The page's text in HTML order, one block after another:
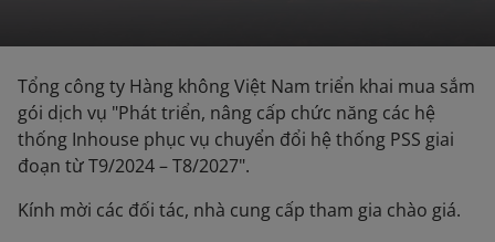
Tổng công ty Hàng không Việt Nam triển khai mua sắm
gói dịch vụ "Phát triển, nâng cấp chức năng các hệ
thống Inhouse phục vụ chuyển đổi hệ thống PSS giai
đoạn từ T9/2024 – T8/2027".
Kính mời các đối tác, nhà cung cấp tham gia chào giá.